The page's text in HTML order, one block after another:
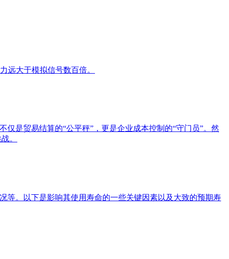
远大于模拟信号数百倍。
是贸易结算的“公平秤”，更是企业成本控制的“守门员”。然
。
等。以下是影响其使用寿命的一些关键因素以及大致的预期寿